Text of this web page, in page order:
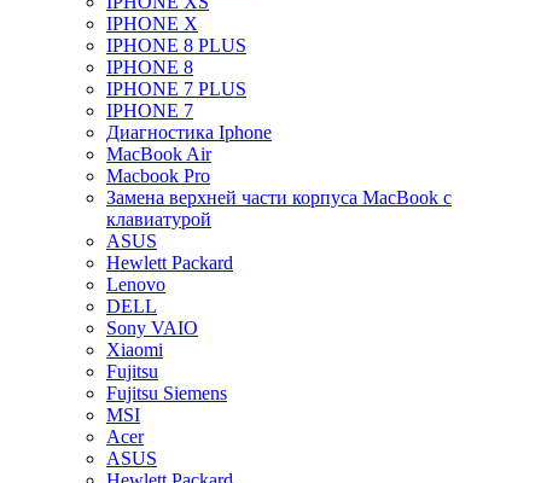
IPHONE X
IPHONE 8 PLUS
IPHONE 8
IPHONE 7 PLUS
IPHONE 7
Диагностика Iphone
MacBook Air
Macbook Pro
Замена верхней части корпуса MacBook с
клавиатурой
ASUS
Hewlett Packard
Lenovo
DELL
Sony VAIO
Xiaomi
Fujitsu
Fujitsu Siemens
MSI
Acer
ASUS